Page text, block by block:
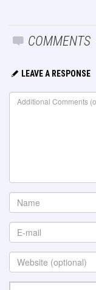
COMMENTS
LEAVE A RESPONSE